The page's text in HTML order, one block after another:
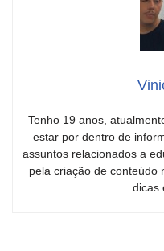
Tenho 19 anos,
estar por dentro de
assuntos relacionados a
pela criação de conteúdo
dicas